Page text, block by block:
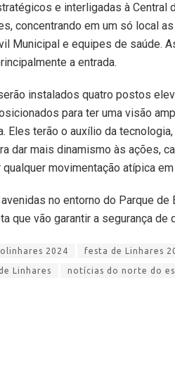
e interligadas à Central
concentrando em um só local
Municipal e equipes de saúde.
a entrada.
instalados quatro postos
para ter uma visão
Eles terão o auxílio da
dar mais dinamismo às ações,
movimentação atípica
no entorno do Parque
que vão garantir a segurança de
2024 festa de Linhares
Linhares notícias do norte do es